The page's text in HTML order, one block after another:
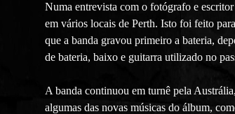
Numa entrevista com o fotógrafo e
em vários locais de Perth. Isto foi feito
que a banda gravou primeiro a bateria,
de bateria, baixo e guitarra utilizado no
A banda continuou em turnê pela
algumas das novas músicas do álbum,